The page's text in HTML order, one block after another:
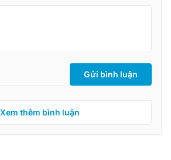
Gửi bình luận
Xem thêm bình luận